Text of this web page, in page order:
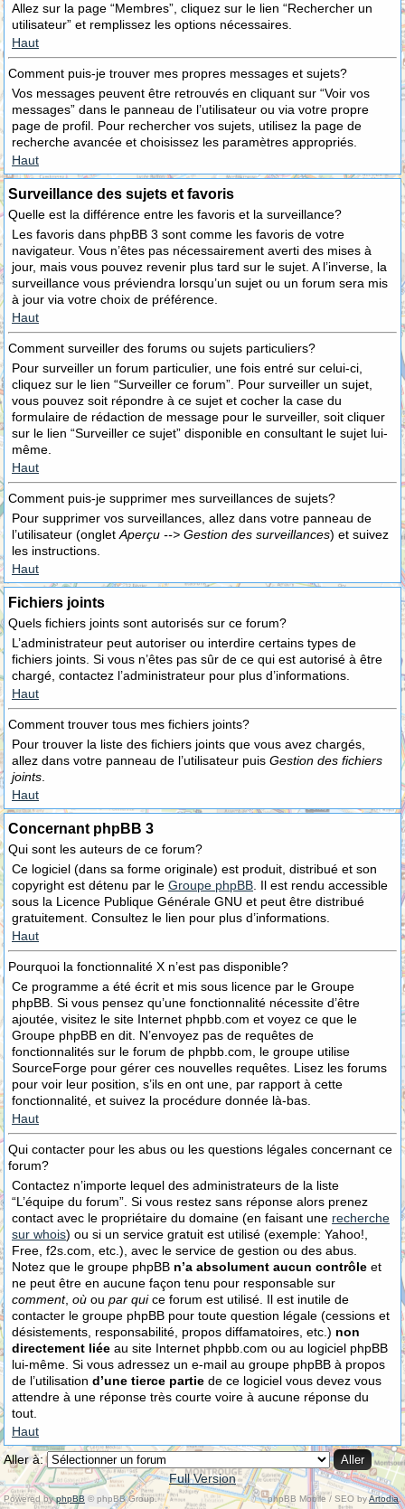
Allez sur la page “Membres”, cliquez sur le lien “Rechercher un
utilisateur” et remplissez les options nécessaires.
Haut
Comment puis-je trouver mes propres messages et sujets?
Vos messages peuvent être retrouvés en cliquant sur “Voir vos
messages” dans le panneau de l’utilisateur ou via votre propre
page de profil. Pour rechercher vos sujets, utilisez la page de
recherche avancée et choisissez les paramètres appropriés.
Haut
Surveillance des sujets et favoris
Quelle est la différence entre les favoris et la surveillance?
Les favoris dans phpBB 3 sont comme les favoris de votre
navigateur. Vous n’êtes pas nécessairement averti des mises à
jour, mais vous pouvez revenir plus tard sur le sujet. A l’inverse, la
surveillance vous préviendra lorsqu’un sujet ou un forum sera mis
à jour via votre choix de préférence.
Haut
Comment surveiller des forums ou sujets particuliers?
Pour surveiller un forum particulier, une fois entré sur celui-ci,
cliquez sur le lien “Surveiller ce forum”. Pour surveiller un sujet,
vous pouvez soit répondre à ce sujet et cocher la case du
formulaire de rédaction de message pour le surveiller, soit cliquer
sur le lien “Surveiller ce sujet” disponible en consultant le sujet lui-
même.
Haut
Comment puis-je supprimer mes surveillances de sujets?
Pour supprimer vos surveillances, allez dans votre panneau de
l’utilisateur (onglet Aperçu --> Gestion des surveillances) et suivez
les instructions.
Haut
Fichiers joints
Quels fichiers joints sont autorisés sur ce forum?
L’administrateur peut autoriser ou interdire certains types de
fichiers joints. Si vous n’êtes pas sûr de ce qui est autorisé à être
chargé, contactez l’administrateur pour plus d’informations.
Haut
Comment trouver tous mes fichiers joints?
Pour trouver la liste des fichiers joints que vous avez chargés,
allez dans votre panneau de l’utilisateur puis Gestion des fichiers
joints
Haut
Concernant phpBB 3
Qui sont les auteurs de ce forum?
Ce logiciel (dans sa forme originale) est produit, distribué et son
copyright est détenu par le Groupe phpBB . Il est rendu accessible
sous la Licence Publique Générale GNU et peut être distribué
gratuitement. Consultez le lien pour plus d’informations.
Haut
Pourquoi la fonctionnalité X n’est pas disponible?
Ce programme a été écrit et mis sous licence par le Groupe
phpBB. Si vous pensez qu’une fonctionnalité nécessite d’être
ajoutée, visitez le site Internet phpbb.com et voyez ce que le
Groupe phpBB en dit. N’envoyez pas de requêtes de
fonctionnalités sur le forum de phpbb.com, le groupe utilise
SourceForge pour gérer ces nouvelles requêtes. Lisez les forums
pour voir leur position, s’ils en ont une, par rapport à cette
fonctionnalité, et suivez la procédure donnée là-bas.
Haut
Qui contacter pour les abus ou les questions légales concernant ce
forum?
Contactez n’importe lequel des administrateurs de la liste
“L’équipe du forum”. Si vous restez sans réponse alors prenez
contact avec le propriétaire du domaine (en faisant une recherche
sur whois) ou si un service gratuit est utilisé (exemple: Yahoo!,
Free, f2s.com, etc.), avec le service de gestion ou des abus.
Notez que le groupe phpBB n’a absolument aucun contrôle et
ne peut être en aucune façon tenu pour responsable sur
comment, où ou par quice forum est utilisé. Il est inutile de
contacter le groupe phpBB pour toute question légale (cessions et
désistements, responsabilité, propos diffamatoires, etc.) non
directement liée au site Internet phpbb.com ou au logiciel phpBB
lui-même. Si vous adressez un e-mail au groupe phpBB à propos
de l’utilisation d’une tierce partie de ce logiciel vous devez vous
attendre à une réponse très courte voire à aucune réponse du
tout.
Haut
Aller à:
Full Version
Powered byphpBB © phpBB Group. phpBB Mobile / SEO byArtodia.